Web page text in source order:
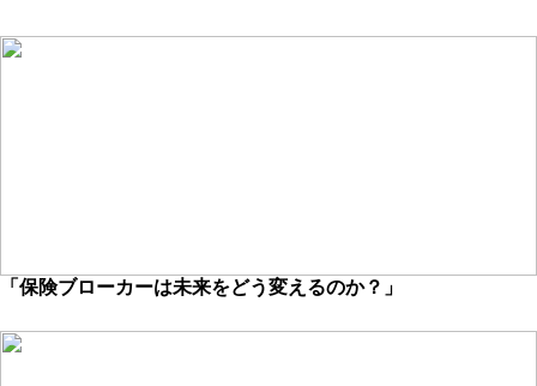
「保険ブローカーは未来をどう変えるのか？」